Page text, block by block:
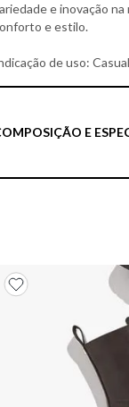
e inovação
e estilo.
de uso: Casual
E